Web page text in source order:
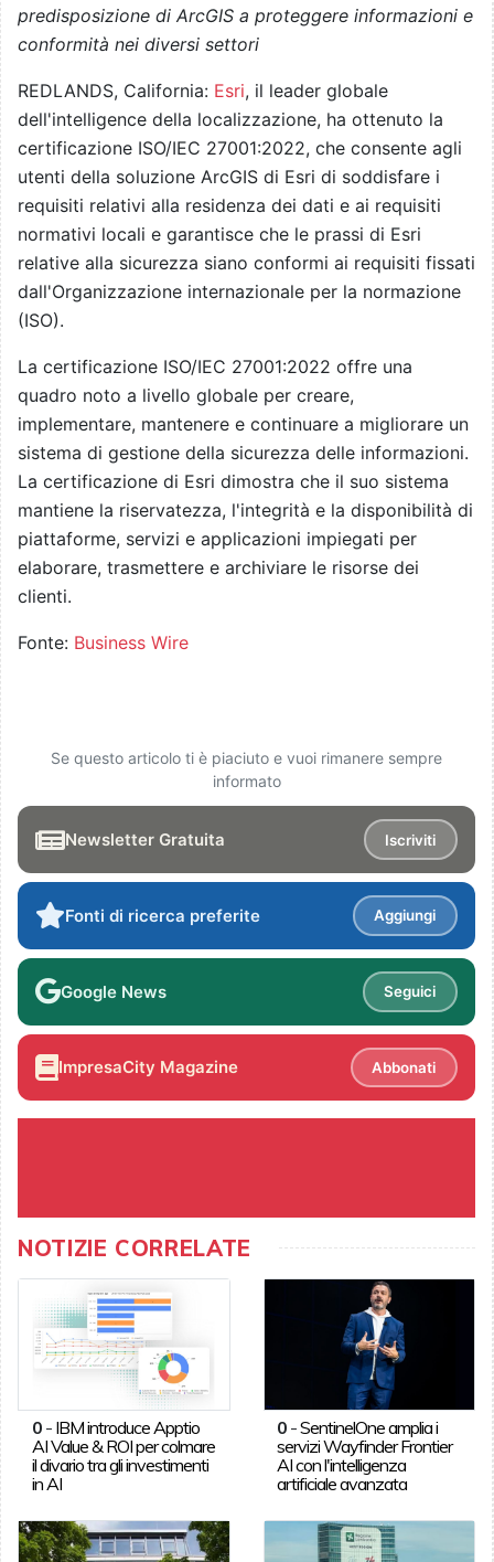
predisposizione di ArcGIS a proteggere informazioni e
conformità nei diversi settori
REDLANDS, California: Esri, il leader globale
dell'intelligence della localizzazione, ha ottenuto la
certificazione ISO/IEC 27001:2022, che consente agli
utenti della soluzione ArcGIS di Esri di soddisfare i
requisiti relativi alla residenza dei dati e ai requisiti
normativi locali e garantisce che le prassi di Esri
relative alla sicurezza siano conformi ai requisiti fissati
dall'Organizzazione internazionale per la normazione
(ISO).
La certificazione ISO/IEC 27001:2022 offre una
quadro noto a livello globale per creare,
implementare, mantenere e continuare a migliorare un
sistema di gestione della sicurezza delle informazioni.
La certificazione di Esri dimostra che il suo sistema
mantiene la riservatezza, l'integrità e la disponibilità di
piattaforme, servizi e applicazioni impiegati per
elaborare, trasmettere e archiviare le risorse dei
clienti.
Fonte: Business Wire
Se questo articolo ti è piaciuto e vuoi rimanere sempre
informato
Newsletter Gratuita Iscriviti
Fonti di ricerca preferite Aggiungi
Google News Seguici
ImpresaCity Magazine Abbonati
NOTIZIE CORRELATE
0- IBM introduce Apptio
AI Value & ROI per colmare
il divario tra gli investimenti
in AI
0 -SentinelOne amplia i
servizi Wayfinder Frontier
AI con l'intelligenza
artificiale avanzata